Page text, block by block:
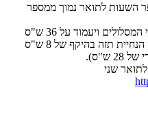
השעות לתואר נמוך ממספר
על מנת שמספר השעות יהיה זהה בשני המסלולים ויעמוד על 36 ש"ס
(לצורך תחשיבי שכר לימוד), מוזן קורס הנחיית תזה בהיקף של 8 ש"ס
ש"ס).
שני